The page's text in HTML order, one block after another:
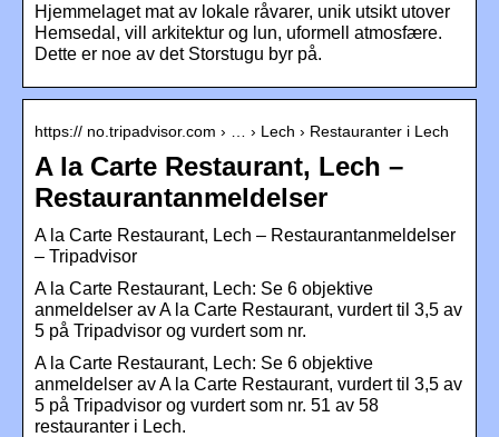
Hjemmelaget mat av lokale råvarer, unik utsikt utover
Hemsedal, vill arkitektur og lun, uformell atmosfære.
Dette er noe av det Storstugu byr på.
https:// no.tripadvisor.com › … › Lech › Restauranter i Lech
A la Carte Restaurant, Lech –
Restaurantanmeldelser
A la Carte Restaurant, Lech – Restaurantanmeldelser
– Tripadvisor
A la Carte Restaurant, Lech: Se 6 objektive
anmeldelser av A la Carte Restaurant, vurdert til 3,5 av
5 på Tripadvisor og vurdert som nr.
A la Carte Restaurant, Lech: Se 6 objektive
anmeldelser av A la Carte Restaurant, vurdert til 3,5 av
5 på Tripadvisor og vurdert som nr. 51 av 58
restauranter i Lech.